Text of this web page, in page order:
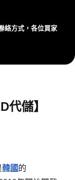
絡⽅式，各位買家
代儲】
韓國的